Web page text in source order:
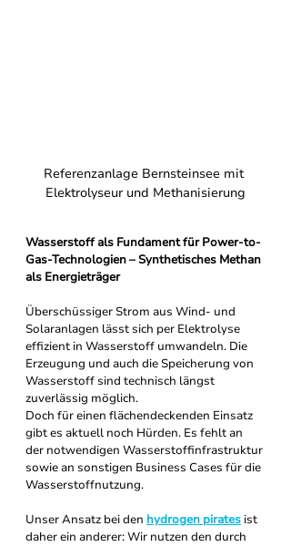
Referenzanlage Bernsteinsee mit
Elektrolyseur und Methanisierung
Wasserstoff als Fundament für Power-to-
Gas-Technologien – Synthetisches Methan
als Energieträger
Überschüssiger Strom aus Wind- und
Solaranlagen lässt sich per Elektrolyse
effizient in Wasserstoff umwandeln. Die
Erzeugung und auch die Speicherung von
Wasserstoff sind technisch längst
zuverlässig möglich.
Doch für einen flächendeckenden Einsatz
gibt es aktuell noch Hürden. Es fehlt an
der notwendigen Wasserstoffinfrastruktur
sowie an sonstigen Business Cases für die
Wasserstoffnutzung.
Unser Ansatz bei den hydrogen pirates ist
daher ein anderer: Wir nutzen den durch